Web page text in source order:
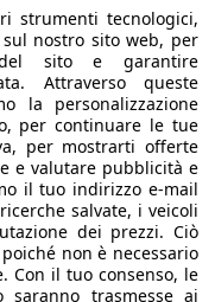
per la correttezza
Torna su
auto europeo.
strumenti tecnologici,
nostro sito web, per
sito e garantire
Attraverso queste
la personalizzazione
per continuare le tue
per mostrarti offerte
e valutare pubblicità e
il tuo indirizzo e-mail
salvate, i veicoli
dei prezzi. Ciò
non è necessario
Con il tuo consenso, le
saranno trasmesse ai